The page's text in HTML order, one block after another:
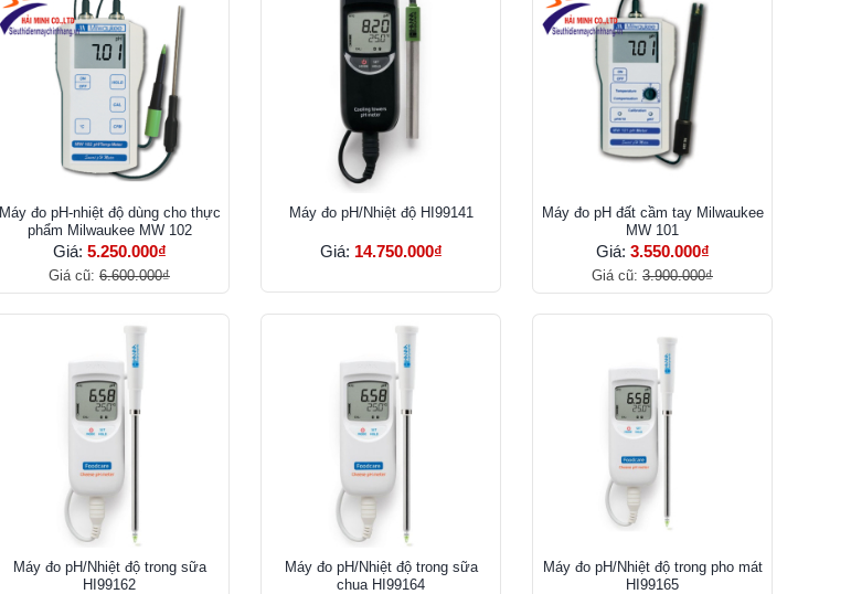
Máy đo pH-nhiệt độ dùng cho thực
phẩm Milwaukee MW 102
Giá: 5.250.000₫
Giá cũ: 6.600.000₫
Máy đo pH/Nhiệt độ HI99141
Giá: 14.750.000₫
Máy đo pH đất cầm tay Milwaukee
MW 101
Giá: 3.550.000₫
Giá cũ: 3.900.000₫
Máy đo pH/Nhiệt độ trong sữa
HI99162
Máy đo pH/Nhiệt độ trong sữa
chua HI99164
Máy đo pH/Nhiệt độ trong pho mát
HI99165